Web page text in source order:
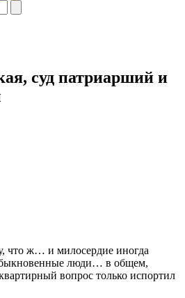
суд патриарший и
что ж… и милосердие иногда
люди… в общем,
вопрос только испортил